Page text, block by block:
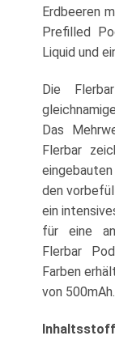
Erdbeeren
Prefilled
Liquid und
Die
Das
Flerbar
den
ein
für eine
Flerbar
Farben
von 500mAh.